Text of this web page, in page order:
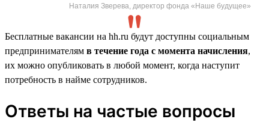
Наталия Зверева, директор фонда «Наше будущее»
Бесплатные вакансии на hh.ru будут доступны социальным
предпринимателям в течение года с момента начисления,
их можно опубликовать в любой момент, когда наступит
потребность в найме сотрудников.
Ответы на частые вопросы